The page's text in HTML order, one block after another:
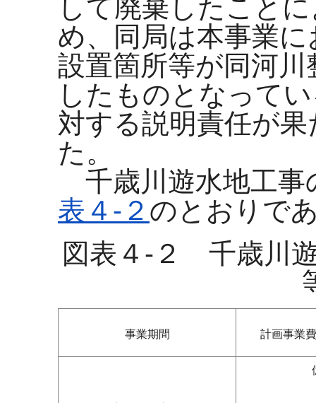
して廃棄したこと
め、同局は本事業
設置箇所等が同河
したものとなって
対する説明責任が
た。
千歳川遊水地工事
表４-２ のとおりで
図表４-２ 千歳川
事業期間 計画事業費